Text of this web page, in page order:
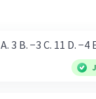
Nilai dari |−7+4|=… A. 3 B. −3 C. 11 D.